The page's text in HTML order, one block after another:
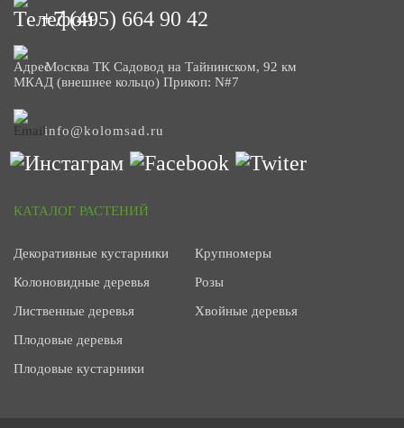
+7 (495) 664 90 42
Москва ТК Садовод на Тайнинском, 92 км
МКАД (внешнее кольцо) Прикоп: N#7
info@kolomsad.ru
КАТАЛОГ РАСТЕНИЙ
Декоративные кустарники
Колоновидные деревья
Лиственные деревья
Плодовые деревья
Плодовые кустарники
Крупномеры
Розы
Хвойные деревья